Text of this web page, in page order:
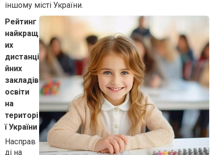
іншому місті України.
Рейтинг
найкращ
их
дистанці
йних
закладів
освіти
на
територі
ї України
Насправ
ді на